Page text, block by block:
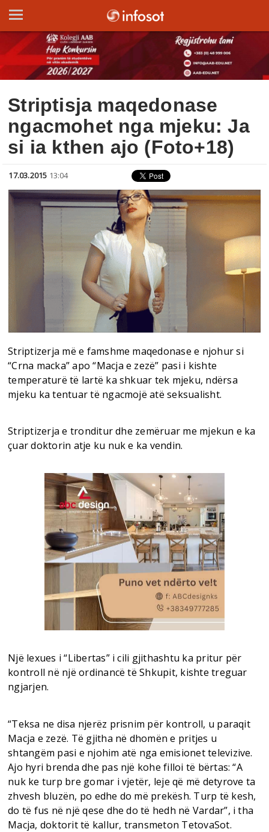
Striptisja maqedonase
ngacmohet nga mjeku: Ja
si ia kthen ajo (Foto+18)
17.03.2015 13:04
Striptizerja më e famshme maqedonase e njohur si
“Crna macka” apo “Macja e zezë” pasi i kishte
temperaturë të lartë ka shkuar tek mjeku, ndërsa
mjeku ka tentuar të ngacmojë atë seksualisht.
Striptizerja e tronditur dhe zemëruar me mjekun e ka
çuar doktorin atje ku nuk e ka vendin.
Një lexues i “Libertas” i cili gjithashtu ka pritur për
kontroll në një ordinancë të Shkupit, kishte treguar
ngjarjen.
“Teksa ne disa njerëz prisnim për kontroll, u paraqit
Macja e zezë. Të gjitha në dhomën e pritjes u
shtangëm pasi e njohim atë nga emisionet televizive.
Ajo hyri brenda dhe pas një kohe filloi të bërtas: “A
nuk ke turp bre gomar i vjetër, leje që më detyrove ta
zhvesh bluzën, po edhe do më prekësh. Turp të kesh,
do të fus në një qese dhe do të hedh në Vardar”, i tha
Macja, doktorit të kallur, transmeton TetovaSot.